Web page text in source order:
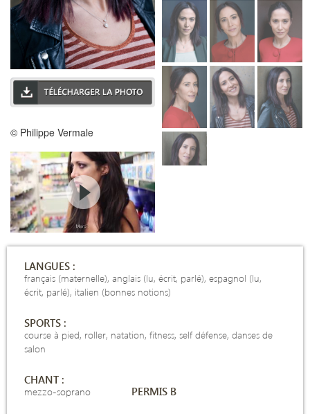
© Philippe Vermale
LANGUES :
français (maternelle), anglais (lu, écrit, parlé), espagnol (lu,
écrit, parlé), italien (bonnes notions)
SPORTS :
course à pied, roller, natation, fitness, self défense, danses de
salon
CHANT :
mezzo-soprano PERMIS B